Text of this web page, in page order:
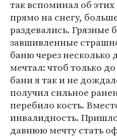
так вспоминал об
прямо на снегу,
раздевались. Грязные
завшивленные
баню через несколько
мечтал: чтоб только
бани я так и не
получил сильное
перебило кость.
инвалидность.
давнюю мечту стать